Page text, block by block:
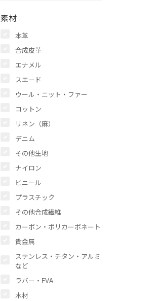
素材
本革
合成皮革
エナメル
スエード
ウール・ニット・ファー
コットン
リネン（麻）
デニム
その他生地
ナイロン
ビニール
プラスチック
その他合成繊維
カーボン・ポリカーボネート
貴金属
ステンレス・チタン・アルミ
など
ラバー・EVA
木材